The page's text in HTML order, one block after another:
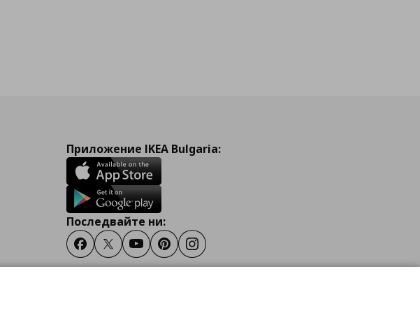
Приложение IKEA Bulgaria:
Последвайте ни:
FacebookTwitterYoutubePinterestInstagram